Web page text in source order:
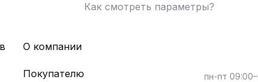
Как смотреть параметры?
О компании
Покупателю
пн-пт